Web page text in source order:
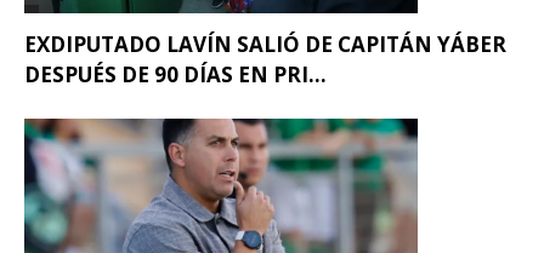
EXDIPUTADO LAVÍN SALIÓ DE CAPITÁN YÁBER
DESPUÉS DE 90 DÍAS EN PRI...